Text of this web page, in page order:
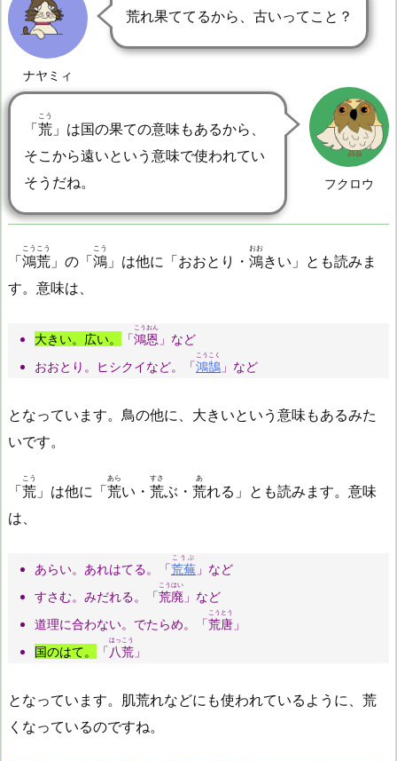
ナヤミィ
荒れ果ててるから、古いってこと？
フクロウ
「荒
こう
」は国の果ての意味もあるから、
そこから遠いという意味で使われてい
そうだね。
「鴻荒
こうこう
」の「鴻
こう
」は他に「おおとり・ 鴻
おお
きい」とも読みま
す。意味は、
大きい。広い。 「鴻恩
こうおん
」など
おおとり。ヒシクイなど。「鴻鵠
こうこく
」など
となっています。鳥の他に、大きいという意味もあるみた
いです。
「荒
こう
」は他に「荒
あら
い・ 荒
すさ
ぶ・ 荒
あ
れる」とも読みます。意味
は、
あらい。あれはてる。「荒蕪
こうぶ
」など
すさむ。みだれる。「荒廃
こうはい
」など
道理に合わない。でたらめ。「荒唐
こうとう
」
国のはて。
「八荒
はっこう
」
となっています。肌荒れなどにも使われているように、荒
くなっているのですね。